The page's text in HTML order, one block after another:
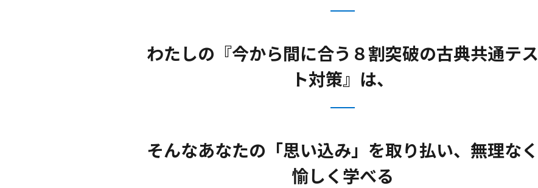
わたしの『今から間に合う８割突破の古典共通テス
ト対策』は、
そんなあなたの「思い込み」を取り払い、無理なく
愉しく学べる